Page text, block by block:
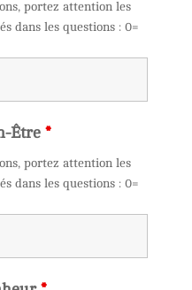
portez attention les
dans les questions : 0=
Être *
portez attention les
dans les questions : 0=